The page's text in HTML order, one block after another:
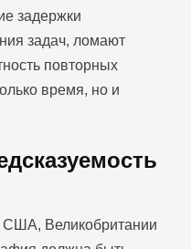
задержки
задач, ломают
повторных
время, но и
США, Великобритании